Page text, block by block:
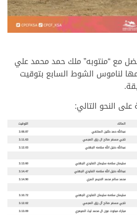
مع “منتوبه” ملك حمد محمد علي
لناموس الشوط السابع بتوقيت
على النحو التالي:
المالك
التوقيت
عبدالله حمد حثلين المخلفي
3.08.87
ناجي مسفر صالح ال رزق العجمي
3.11.63
عبدالله دخيل الله سلامه الجهني 3.12.03
سليمان سلامه سليمان الفايدي الجهني
3.13.60
عبدالله دخيل الله سلامه الفايدي الجهني
3.14.47
محمد سالم محمد الاحيمر المري 3.14.90
سليمان سلامه سليمان الفايدي الجهني
3.10.72
ناجي مسفر صالح أل رزق العجمي
3.12.02
مبارك مبخوت عون ال محمد ليث الصيعري 3.13.09